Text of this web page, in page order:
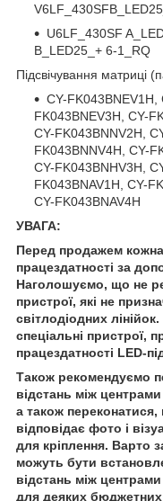
U6LF_430SF
B_LED25_+ 6-1_RQ
Підсвічування матриці
CY-FK043BNEV1H,
FK043BNEV3H, CY-
CY-FK043BNNV2H,
FK043BNNV4H, CY-
CY-FK043BNHV3H,
FK043BNAV1H, CY-
CY-FK043BNAV4H
УВАГА:
Перед продажем
працездатності за
Наголошуємо, що не
пристрої, які не
світлодіодних
спеціальні пристрої,
працездатності LED-
Також рекомендуємо
відстань між центрами
а також
відповідає фото і
для кріплення. Варто
можуть бути
відстань між
для деяких бюджетних